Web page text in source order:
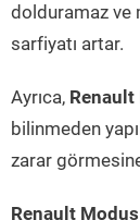
dolduramaz ve
sarfiyatı artar.
Ayrıca,
bilinmeden
zarar
Renault